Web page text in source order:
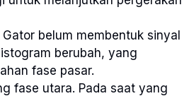
belum membentuk sinyal
berubah, yang
fase pasar.
fase utara. Pada saat yang